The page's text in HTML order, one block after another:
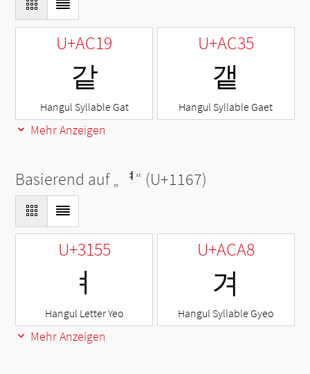
U+AC19
같
Hangul Syllable Gat
U+AC35
갵
Hangul Syllable Gaet
Mehr Anzeigen
Basierend auf „ ᅧ“ (U+1167)
U+3155
ㅕ
Hangul Letter Yeo
U+ACA8
겨
Hangul Syllable Gyeo
Mehr Anzeigen